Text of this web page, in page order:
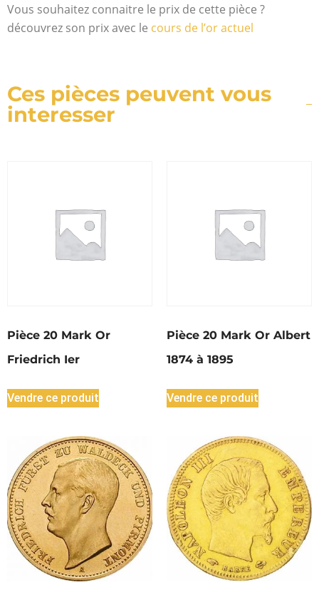
Vous souhaitez connaitre le prix de cette pièce ?
découvrez son prix avec le cours de l’or actuel
Ces pièces peuvent vous
interesser
Pièce 20 Mark Or
Friedrich Ier
Vendre ce produit
Pièce 20 Mark Or Albert
1874 à 1895
Vendre ce produit